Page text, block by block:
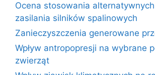
Ocena stosowania alternatywnych
zasilania silników spalinowych
Zanieczyszczenia generowane
Wpływ antropopresji na wybrane
zwierząt